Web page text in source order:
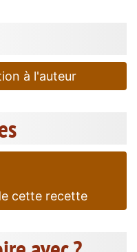
à l'auteur
cette recette